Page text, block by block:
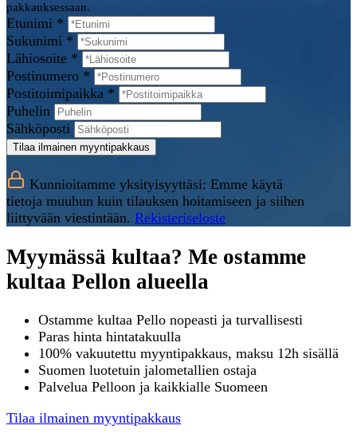
pakkauksessaan.
Etunimi *
Sukunimi *
Lähiosoite *
Postinumero *
Postitoimipaikka *
Puhelin
Sähköposti
Tilaa ilmainen myyntipakkaus
Kunnioitamme yksityisyyttäsi: Emme käytä
tietoja muuhun kuin tilauksen hoitamiseen ja siihen
liittyvään viestintään. Rekisteriseloste
Myymässä kultaa? Me ostamme
kultaa Pellon alueella
Ostamme kultaa Pello nopeasti ja turvallisesti
Paras hinta hintatakuulla
100% vakuutettu myyntipakkaus, maksu 12h sisällä
Suomen luotetuin jalometallien ostaja
Palvelua Pelloon ja kaikkialle Suomeen
Tilaa ilmainen myyntipakkaus